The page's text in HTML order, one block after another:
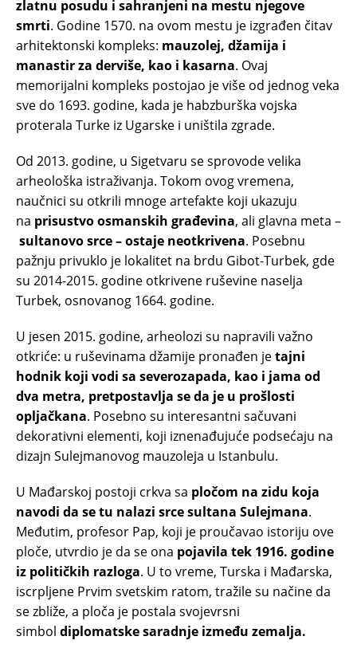
zlatnu posudu i sahranjeni na mestu njegove
smrti. Godine 1570. na ovom mestu je izgrađen čitav
arhitektonski kompleks: mauzolej, džamija i
manastir za derviše, kao i kasarna. Ovaj
memorijalni kompleks postojao je više od jednog veka
sve do 1693. godine, kada je habzburška vojska
proterala Turke iz Ugarske i uništila zgrade.
Od 2013. godine, u Sigetvaru se sprovode velika
arheološka istraživanja. Tokom ovog vremena,
naučnici su otkrili mnoge artefakte koji ukazuju
na prisustvo osmanskih građevina, ali glavna meta –
sultanovo srce – ostaje neotkrivena. Posebnu
pažnju privuklo je lokalitet na brdu Gibot-Turbek, gde
su 2014-2015. godine otkrivene ruševine naselja
Turbek, osnovanog 1664. godine.
U jesen 2015. godine, arheolozi su napravili važno
otkriće: u ruševinama džamije pronađen jetajni
hodnik koji vodi sa severozapada, kao i jama od
dva metra, pretpostavlja se da je u prošlosti
opljačkana. Posebno su interesantni sačuvani
dekorativni elementi, koji iznenađujuće podsećaju na
dizajn Sulejmanovog mauzoleja u Istanbulu.
U Mađarskoj postoji crkva sa pločom na zidu koja
navodi da se tu nalazi srce sultana Sulejmana.
Međutim, profesor Pap, koji je proučavao istoriju ove
ploče, utvrdio je da se ona pojavila tek 1916. godine
iz političkih razloga. U to vreme, Turska i Mađarska,
iscrpljene Prvim svetskim ratom, tražile su načine da
se zbliže, a ploča je postala svojevrsni
simbol diplomatske saradnje između zemalja.